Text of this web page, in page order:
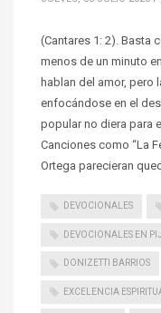
(Cantares 1: 2). Basta
menos de un minuto
hablan del amor, pero
enfocándose en el
popular no diera para
Canciones como “La
Ortega parecieran
DEVOCIONALES
DEVOCIONALES EN
DONIZETTI BARRIOS
EXCELENCIA